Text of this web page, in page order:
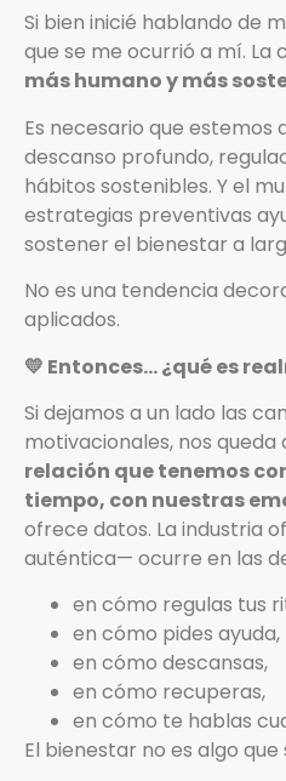
Si bien inicié hablando de
que se me ocurrió a mí. La
más humano y más
Es necesario que
descanso profundo,
hábitos sostenibles. Y el
estrategias preventivas
sostener el bienestar a
No es una tendencia
aplicados.
💛 Entonces… ¿qué es
Si dejamos a un lado las
motivacionales, nos queda
relación que tenemos
tiempo, con nuestras
ofrece datos. La industria
auténtica— ocurre en las
en cómo regulas tus
en cómo pides ayuda,
en cómo descansas,
en cómo recuperas,
en cómo te hablas
El bienestar no es algo